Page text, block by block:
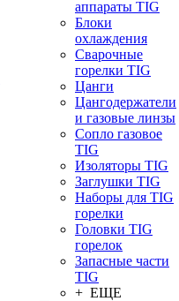
аппараты TIG
Блоки
охлаждения
Сварочные
горелки TIG
Цанги
Цангодержатели
и газовые линзы
Сопло газовое
TIG
Изоляторы TIG
Заглушки TIG
Наборы для TIG
горелки
Головки TIG
горелок
Запасные части
TIG
+ ЕЩЕ